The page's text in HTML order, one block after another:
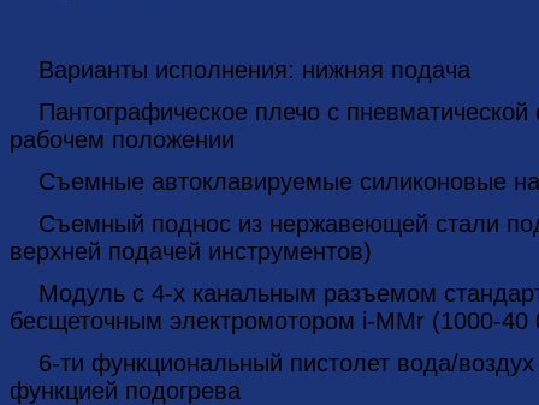
Варианты исполнения: нижняя подача
Пантографическое плечо с пневматической
рабочем положении
Съемные автоклавируемые силиконовые
Съемный поднос из нержавеющей стали
верхней подачей инструментов)
Модуль с 4-х канальным разъемом
бесщеточным электромотором i-MMr (1000-
6-ти функциональный пистолет вода/
функцией подогрева